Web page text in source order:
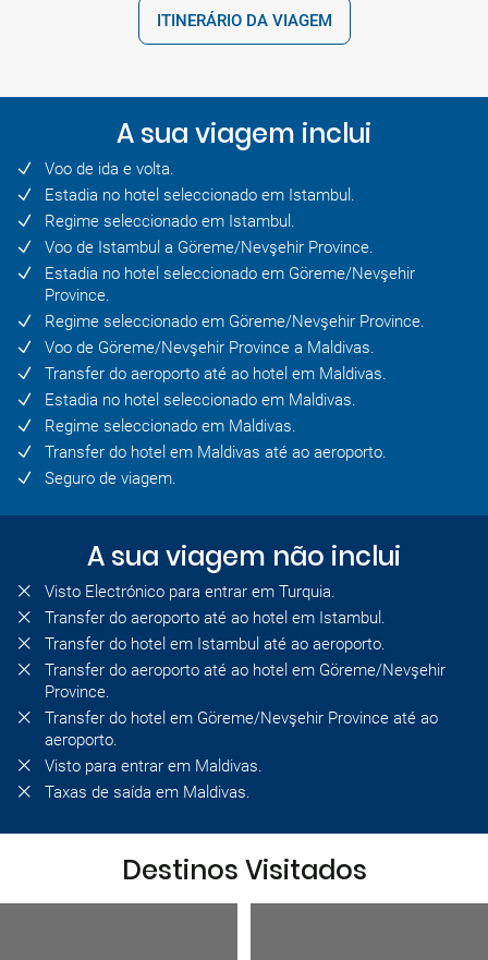
ITINERÁRIO DA VIAGEM
A sua viagem inclui
Voo de ida e volta.
Estadia no hotel seleccionado em Istambul.
Regime seleccionado em Istambul.
Voo de Istambul a Göreme/Nevşehir Province.
Estadia no hotel seleccionado em Göreme/Nevşehir
Province.
Regime seleccionado em Göreme/Nevşehir Province.
Voo de Göreme/Nevşehir Province a Maldivas.
Transfer do aeroporto até ao hotel em Maldivas.
Estadia no hotel seleccionado em Maldivas.
Regime seleccionado em Maldivas.
Transfer do hotel em Maldivas até ao aeroporto.
Seguro de viagem.
A sua viagem não inclui
Visto Electrónico para entrar em Turquia.
Transfer do aeroporto até ao hotel em Istambul.
Transfer do hotel em Istambul até ao aeroporto.
Transfer do aeroporto até ao hotel em Göreme/Nevşehir
Province.
Transfer do hotel em Göreme/Nevşehir Province até ao
aeroporto.
Visto para entrar em Maldivas.
Taxas de saída em Maldivas.
Destinos Visitados